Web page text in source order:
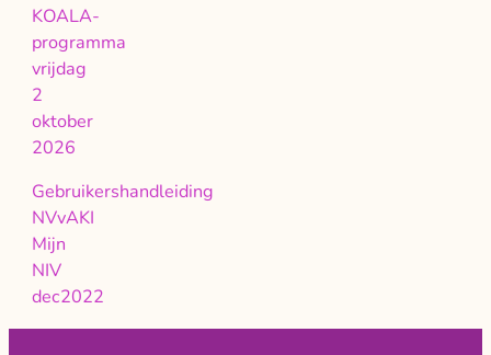
KOALA-
programma
vrijdag
2
oktober
2026
Gebruikershandleiding
NVvAKI
Mijn
NIV
dec2022